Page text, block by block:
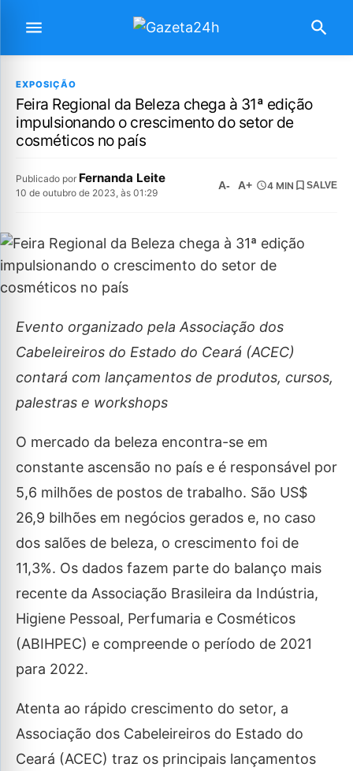
EXPOSIÇÃO
Feira Regional da Beleza chega à 31ª edição
impulsionando o crescimento do setor de
cosméticos no país
Publicado por Fernanda Leite
10 de outubro de 2023, às 01:29
A- A+ 4 MIN SALVE
Evento organizado pela Associação dos
Cabeleireiros do Estado do Ceará (ACEC)
contará com lançamentos de produtos, cursos,
palestras e workshops
O mercado da beleza encontra-se em
constante ascensão no país e é responsável por
5,6 milhões de postos de trabalho. São US$
26,9 bilhões em negócios gerados e, no caso
dos salões de beleza, o crescimento foi de
11,3%. Os dados fazem parte do balanço mais
recente da Associação Brasileira da Indústria,
Higiene Pessoal, Perfumaria e Cosméticos
(ABIHPEC) e compreende o período de 2021
para 2022.
Atenta ao rápido crescimento do setor, a
Associação dos Cabeleireiros do Estado do
Ceará (ACEC) traz os principais lançamentos